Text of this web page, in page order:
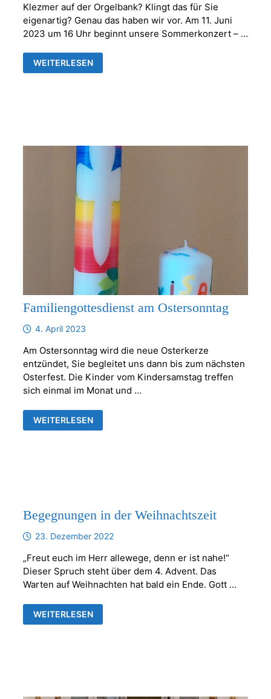
Klezmer auf der Orgelbank? Klingt das für Sie
eigenartig? Genau das haben wir vor. Am 11. Juni
2023 um 16 Uhr beginnt unsere Sommerkonzert – …
SOMMERKONZERTE
UND
WEITERLESEN
Familiengottesdienst am Ostersonntag
4. April 2023
Am Ostersonntag wird die neue Osterkerze
entzündet, Sie begleitet uns dann bis zum nächsten
Osterfest. Die Kinder vom Kindersamstag treffen
sich einmal im Monat und …
FAMILIENGOTTESDIENST
AM
OSTERSONNTAG
WEITERLESEN
Begegnungen in der Weihnachtszeit
23. Dezember 2022
„Freut euch im Herr allewege, denn er ist nahe!“
Dieser Spruch steht über dem 4. Advent. Das
Warten auf Weihnachten hat bald ein Ende. Gott …
BEGEGNUNGEN
IN
DER
WEITERLESEN